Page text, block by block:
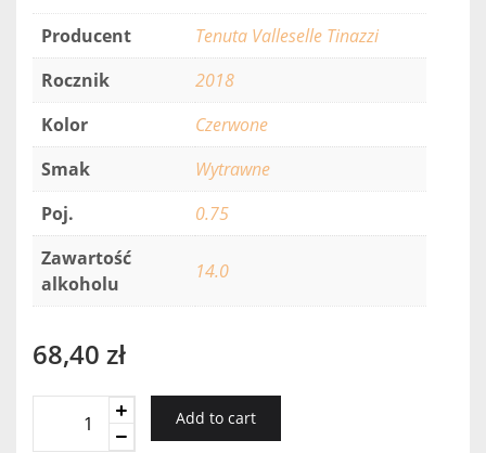
Producent
Tenuta Valleselle Tinazzi
Rocznik
2018
Kolor
Czerwone
Smak
Wytrawne
Poj.
0.75
Zawartość
alkoholu
14.0
68,40 zł
Malvasia
Add to cart